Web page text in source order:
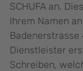
SCHUFA an.
Ihrem Namen
Badenerstrasse
Dienstleister
Schreiben,